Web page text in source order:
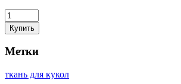
Купить
Метки
ткань для кукол